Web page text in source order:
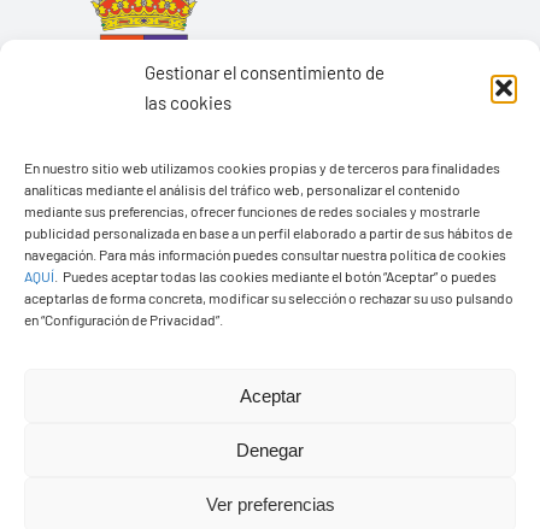
Gestionar el consentimiento de
las cookies
En nuestro sitio web utilizamos cookies propias y de terceros para finalidades
analíticas mediante el análisis del tráfico web, personalizar el contenido
mediante sus preferencias, ofrecer funciones de redes sociales y mostrarle
publicidad personalizada en base a un perfil elaborado a partir de sus hábitos de
navegación. Para más información puedes consultar nuestra política de cookies
AQUÍ
Puedes aceptar todas las cookies mediante el botón “Aceptar” o puedes
aceptarlas de forma concreta, modificar su selección o rechazar su uso pulsando
en “Configuración de Privacidad”.
Aceptar
Denegar
Ver preferencias
Ayuntamiento de Yaiza
Pza. de Los Remedios, 1